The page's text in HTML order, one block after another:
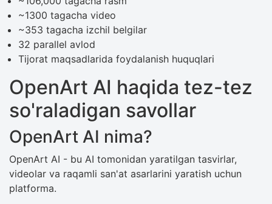
~1300 tagacha video
~353 tagacha izchil belgilar
32 parallel avlod
Tijorat maqsadlarida foydalanish huquqlari
OpenArt AI haqida tez-tez
so'raladigan savollar
OpenArt AI nima?
OpenArt AI - bu AI tomonidan yaratilgan tasvirlar,
videolar va raqamli san'at asarlarini yaratish uchun
platforma.